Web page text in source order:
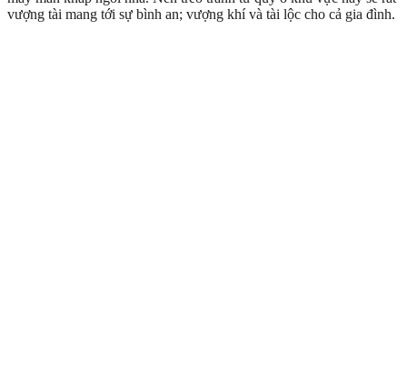
vượng tài mang tới sự bình an; vượng khí và tài lộc cho cả gia đình.